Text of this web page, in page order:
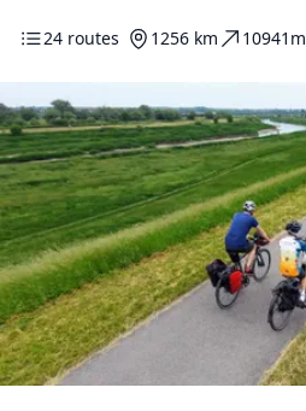
24 routes 1256 km 10941m